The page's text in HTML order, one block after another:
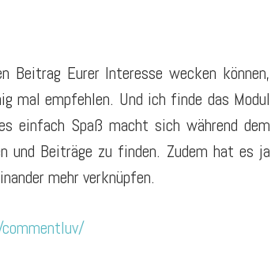
Beitrag Eurer Interesse wecken können,
mal empfehlen. Und ich finde das Modul
einfach Spaß macht sich während dem
und Beiträge zu finden. Zudem hat es ja
mehr verknüpfen.